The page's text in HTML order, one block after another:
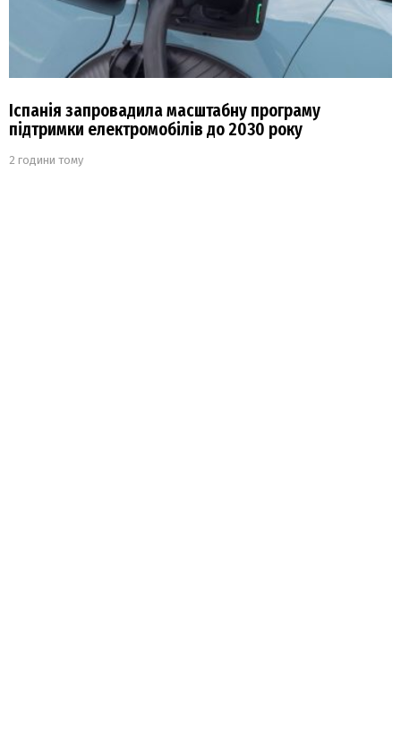
Іспанія запровадила масштабну програму
підтримки електромобілів до 2030 року
2 години тому